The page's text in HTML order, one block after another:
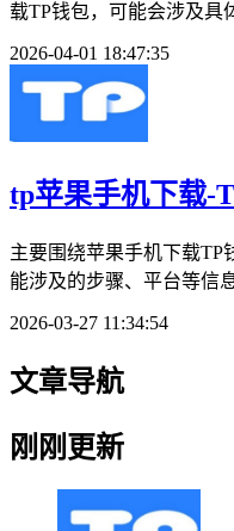
载TP钱包，可能会涉及具
2026-04-01 18:47:35
tp苹果手机下载-
主要围绕苹果手机下载TP
能涉及的步骤、平台等信
2026-03-27 11:34:54
文章导航
刚刚更新